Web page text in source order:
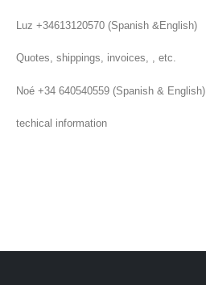
Luz +34613120570 (Spanish &English)
Quotes, shippings, invoices, , etc.
Noé +34 640540559 (Spanish & English)
techical information